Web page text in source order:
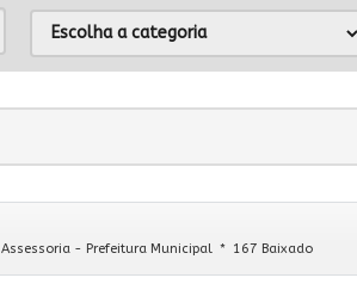
Assessoria - Prefeitura Municipal 167 Baixado